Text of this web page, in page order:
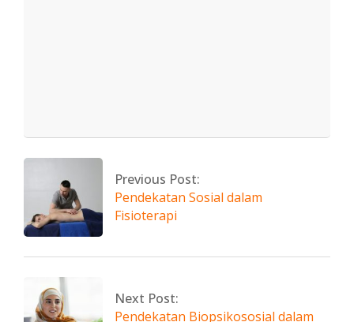
2025-
Previous Post:
Pendekatan Sosial dalam
Fisioterapi
Next Post:
Pendekatan Biopsikososial dalam